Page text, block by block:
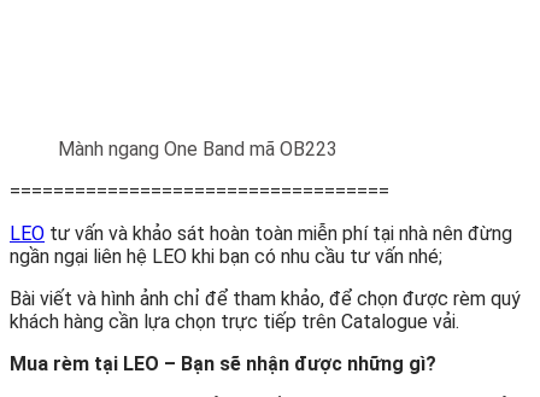
Mành ngang One Band mã OB223
===================================
LEO tư vấn và khảo sát hoàn toàn miễn phí tại nhà nên đừng
ngần ngại liên hệ LEO khi bạn có nhu cầu tư vấn nhé;
Bài viết và hình ảnh chỉ để tham khảo, để chọn được rèm quý
khách hàng cần lựa chọn trực tiếp trên Catalogue vải.
Mua rèm tại LEO – Bạn sẽ nhận được những gì?